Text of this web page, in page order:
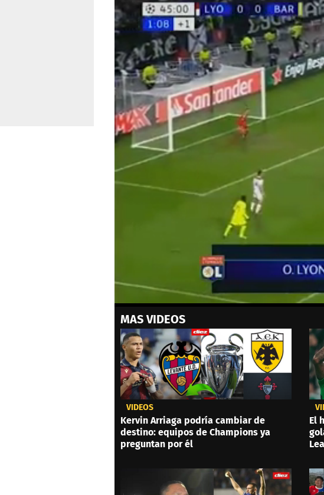
of
minute,
41
secondsVolume
0%
MAS VIDEOS
VIDEOS
Kervin Arriaga podría cambiar de
destino: equipos de Champions ya
preguntan por él
El